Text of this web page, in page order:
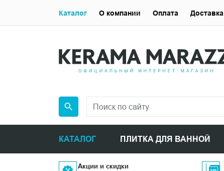
КАТАЛОГ ПЛИТКА ДЛЯ ВАННОЙ
Каталог О компании Оплата Доставка
Акции и скидки